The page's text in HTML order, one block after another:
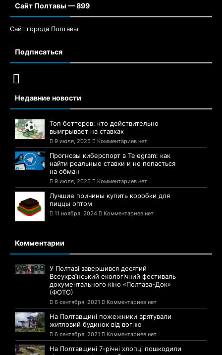
Сайт Полтавы — 899
Сайт города Полтавы
Подписаться
Недавние новости
Топ беттеров: кто действительно
выигрывает на ставках
9 июля, 2025 Комментариев нет
Прогнозы киберспорт в Telegram: как
найти реальные ставки и не попасться
на обман
9 июля, 2025 Комментариев нет
Лучшие причины купить коробки для
пиццы оптом
11 ноября, 2024 Комментариев нет
Комментарии
У Полтаві завершився десятий
Всеукраїнський екологічний фестиваль
документального кіно «Полтава-Док»
(ФОТО)
6 сентября, 2021 Комментариев нет
На Полтавщині пожежники врятували
житловий будинок від вогню
6 сентября, 2021 Комментариев нет
На Полтавщині 7-річні хлопці пошкодили